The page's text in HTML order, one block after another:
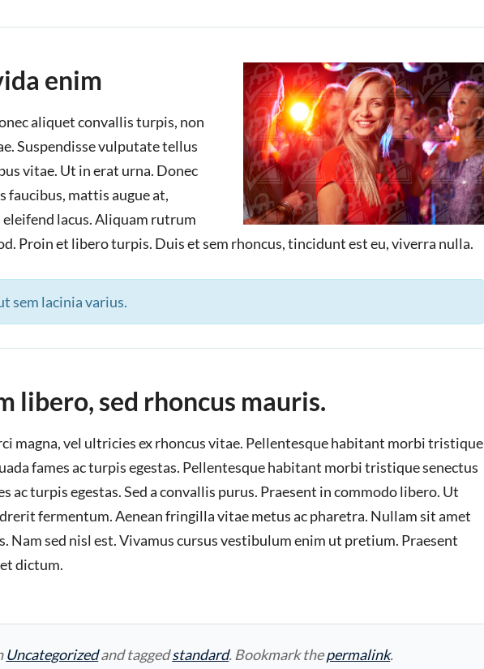
enim
aliquet convallis turpis, non
Suspendisse vulputate tellus
vitae. Ut in erat urna. Donec
faucibus, mattis augue at,
lacus. Aliquam rutrum
Proin et libero turpis. Duis et sem rhoncus, tincidunt est eu, viverra nulla.
sem lacinia varius.
libero, sed rhoncus mauris.
magna, vel ultricies ex rhoncus vitae. Pellentesque habitant morbi tristique
fames ac turpis egestas. Pellentesque habitant morbi tristique senectus
ac turpis egestas. Sed a convallis purus. Praesent in commodo libero. Ut
fermentum. Aenean fringilla vitae metus ac pharetra. Nullam sit amet
Nam sed nisl est. Vivamus cursus vestibulum enim ut pretium. Praesent
dictum.
Uncategorizedand taggedstandard. Bookmark thepermalink.